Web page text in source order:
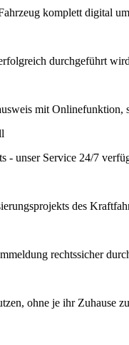
komplett digital
durchgeführt
mit
- unser Service 24/7
des
rechtssicher
ohne je ihr Zuhause